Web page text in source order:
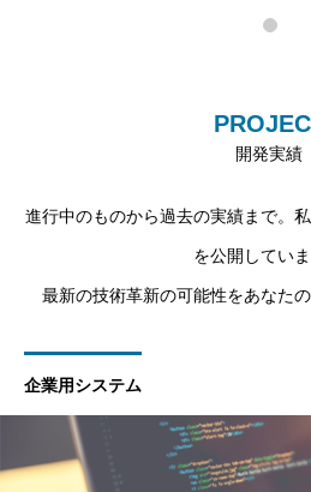
開発実績
進行中のものから過去の実績まで。
を公開していま
最新の技術革新の可能性をあなた
企業用システム